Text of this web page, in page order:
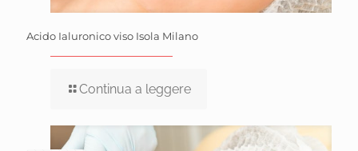
Acido Ialuronico viso Isola Milano
Continua a leggere